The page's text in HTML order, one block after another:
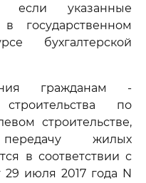
если указанные
государственном
бухгалтерской
гражданам -
по
строительстве,
передачу жилых
в соответствии с
июля 2017 года N